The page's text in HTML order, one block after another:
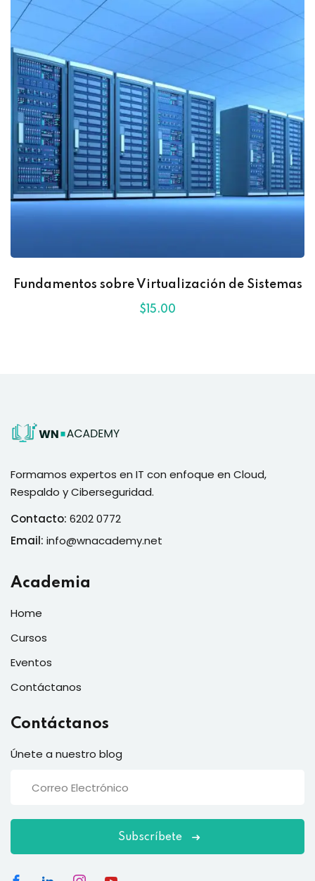
Fundamentos sobre Virtualización de Sistemas
$ 15.00
Formamos expertos en IT con enfoque en Cloud,
Respaldo y Ciberseguridad.
Contacto: 6202 0772
Email: info@wnacademy.net
Academia
Home
Cursos
Eventos
Contáctanos
Contáctanos
Únete a nuestro blog
Subscríbete